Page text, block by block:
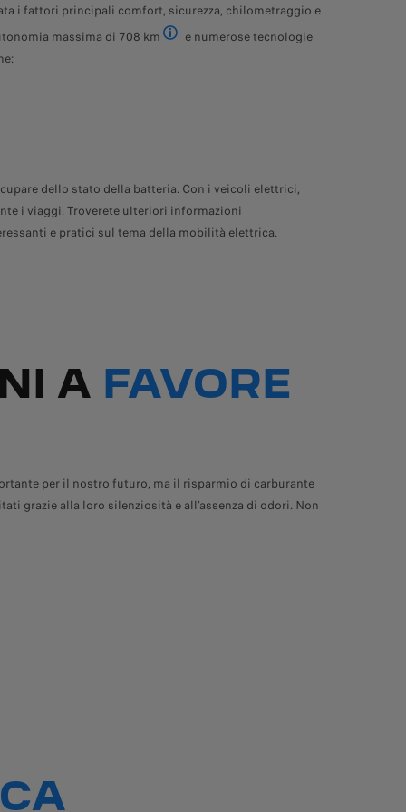
i fattori principali comfort, sicurezza, chilometraggio e
massima di 708 km
e numerose tecnologie
dello stato della batteria. Con i veicoli elettrici,
i viaggi. Troverete ulteriori informazioni
e pratici sul tema della mobilità elettrica.
A FAVORE
per il nostro futuro, ma il risparmio di carburante
grazie alla loro silenziosità e all’assenza di odori. Non
Nota importante: L’autonomia effettiva può variare